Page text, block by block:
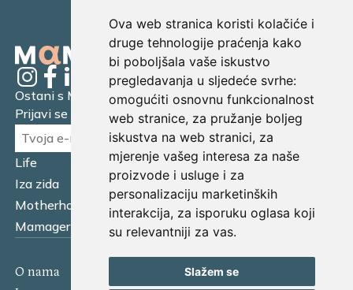
Ova web stranica koristi kolačiće i
druge tehnologije praćenja kako
bi poboljšala vaše iskustvo
pregledavanja u sljedeće svrhe:
omogućiti osnovnu funkcionalnost
web stranice, za pružanje boljeg
iskustva na web stranici, za
mjerenje vašeg interesa za naše
proizvode i usluge i za
personalizaciju marketinških
interakcija, za isporuku oglasa koji
su relevantniji za vas.
Slažem se
Life
Financijska pismenost
Iza zida
Business
Motherhood
Tatager
Mamager Intervju
Multitasking kitchen
Ostani s Mamagerom
Prijavi se na naš newsletter.
O nama
Kontakt